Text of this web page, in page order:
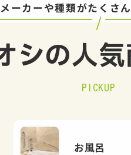
メーカーや種類がたくさ
シの人
PICKUP
お風呂